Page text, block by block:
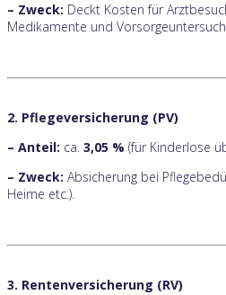
– Zweck: Deckt Kosten für
Medikamente und
2. Pflegeversicherung (PV)
– Anteil: ca. 3,05 % (für Kinderlose
– Zweck: Absicherung bei
Heime etc.).
3. Rentenversicherung (RV)